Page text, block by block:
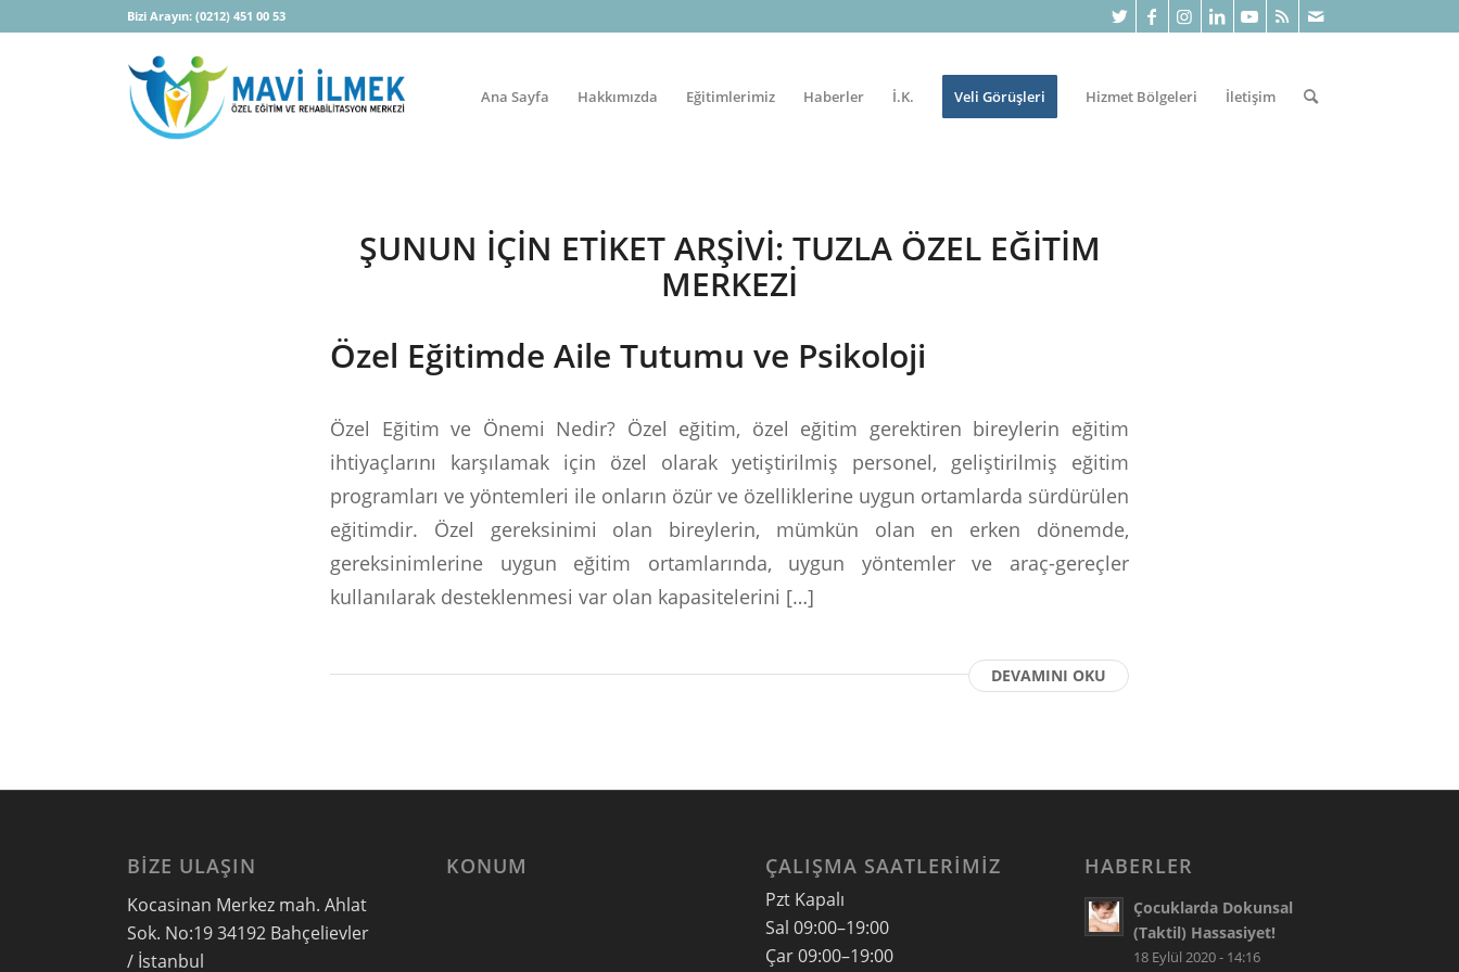
Bizi Arayın:(0212) 451 00 53
Ana Sayfa Hakkımızda Eğitimlerimiz Haberler İ.K. Veli Görüşleri Hizmet Bölgeleri İletişim
ŞUNUN IÇIN ETIKET ARŞIVI: TUZLA ÖZEL EĞITIM
MERKEZI
Özel Eğitimde Aile Tutumu ve Psikoloji
Özel Eğitim ve Önemi Nedir? Özel eğitim, özel eğitim gerektiren bireylerin eğitim
ihtiyaçlarını karşılamak için özel olarak yetiştirilmiş personel, geliştirilmiş eğitim
programları ve yöntemleri ile onların özür ve özelliklerine uygun ortamlarda sürdürülen
eğitimdir. Özel gereksinimi olan bireylerin, mümkün olan en erken dönemde,
gereksinimlerine uygun eğitim ortamlarında, uygun yöntemler ve araç-gereçler
kullanılarak desteklenmesi var olan kapasitelerini […]
DEVAMINI OKU
BIZE ULAŞIN
Kocasinan Merkez mah. Ahlat
Sok. No:19 34192 Bahçelievler
/ İstanbul
KONUM ÇALIŞMA SAATLERIMIZ
Pzt Kapalı
Sal09:00–19:00
Çar09:00–19:00
HABERLER
Çocuklarda Dokunsal
(Taktil) Hassasiyet!
18 Eylül 2020 - 14:16